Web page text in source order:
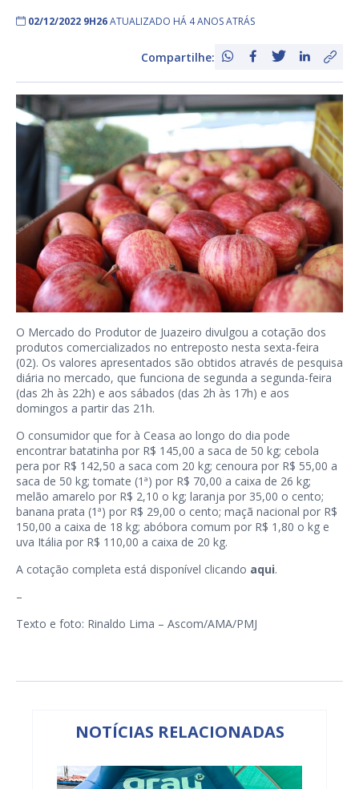
02/12/2022 9H26ATUALIZADO HÁ 4 ANOS ATRÁS
Compartilhe:
O Mercado do Produtor de Juazeiro divulgou a cotação dos
produtos comercializados no entreposto nesta sexta-feira
(02). Os valores apresentados são obtidos através de pesquisa
diária no mercado, que funciona de segunda a segunda-feira
(das 2h às 22h) e aos sábados (das 2h às 17h) e aos
domingos a partir das 21h.
O consumidor que for à Ceasa ao longo do dia pode
encontrar batatinha por R$ 145,00 a saca de 50 kg; cebola
pera por R$ 142,50 a saca com 20 kg; cenoura por R$ 55,00 a
saca de 50 kg; tomate (1ª) por R$ 70,00 a caixa de 26 kg;
melão amarelo por R$ 2,10 o kg; laranja por 35,00 o cento;
banana prata (1ª) por R$ 29,00 o cento; maçã nacional por R$
150,00 a caixa de 18 kg; abóbora comum por R$ 1,80 o kg e
uva Itália por R$ 110,00 a caixa de 20 kg.
A cotação completa está disponível clicando aqui.
–
Texto e foto: Rinaldo Lima – Ascom/AMA/PMJ
NOTÍCIAS RELACIONADAS